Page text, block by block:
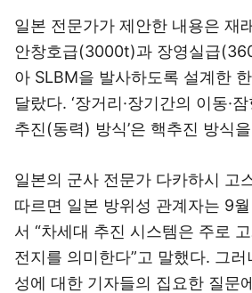
일본 전문가가 제안한 내용은 재
안창호급(3000t)과 장영실급
아 SLBM을 발사하도록 설계한
달랐다. ‘장거리·장기간의 이동·잠
추진(동력) 방식’은 핵추진 방식
일본의 군사 전문가 다카하시 고
따르면 일본 방위성 관계자는 9
서 “차세대 추진 시스템은 주로
전지를 의미한다”고 말했다. 그
성에 대한 기자들의 집요한 질문